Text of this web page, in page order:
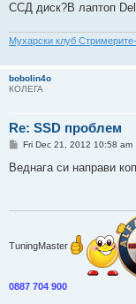
ССД диск?В лаптоп
Мухарски клуб
bobolin4o
КОЛЕГА
Re: SSD проблем
P
s
Fri Dec 21, 2012 10:58 am
Веднага си направи
TuningMaster
0887 704 900